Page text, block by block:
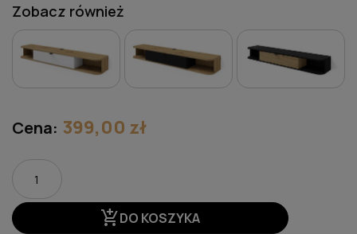
Zobacz również
Cena: 399,00 zł
add_shopping_cartDO KOSZYKA